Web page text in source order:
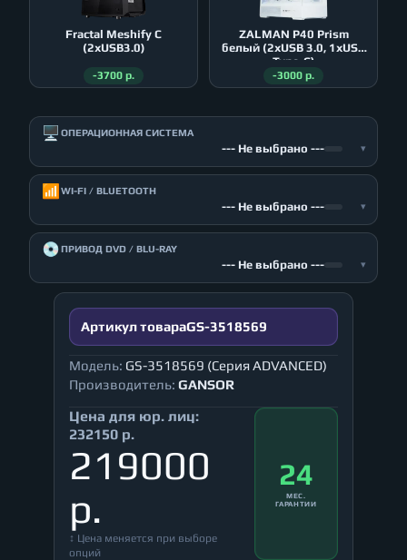
Fractal Meshify C
(2xUSB3.0)
-3700 р.
ZALMAN P40 Prism
белый (2xUSB 3.0, 1xUSB
Type-C)
-3000 р.
🖥️ ОПЕРАЦИОННАЯ СИСТЕМА
--- Не выбрано --- ▾
📶 WI-FI / BLUETOOTH
--- Не выбрано --- ▾
💿ПРИВОД DVD / BLU-RAY
--- Не выбрано --- ▾
Артикул товараGS-3518569
Модель: GS-3518569 (Серия ADVANCED)
Производитель: GANSOR
Цена для юр. лиц:
232150 р.
219000
р.
↕ Цена меняется при выборе
опций
24
МЕС.
ГАРАНТИИ